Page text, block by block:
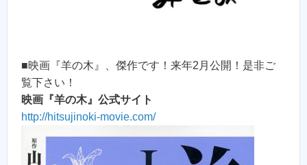
■映画『羊の木』、傑作です！来年2月公開！是非ご
覧下さい！
映画『羊の木』公式サイト
http://hitsujinoki-movie.com/